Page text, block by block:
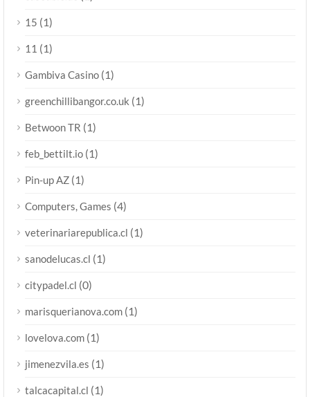
15 (1)
11 (1)
Gambiva Casino (1)
greenchillibangor.co.uk (1)
Betwoon TR (1)
feb_bettilt.io (1)
Pin-up AZ (1)
Computers, Games (4)
veterinariarepublica.cl (1)
sanodelucas.cl (1)
citypadel.cl (0)
marisquerianova.com (1)
lovelova.com (1)
jimenezvila.es (1)
talcacapital.cl (1)